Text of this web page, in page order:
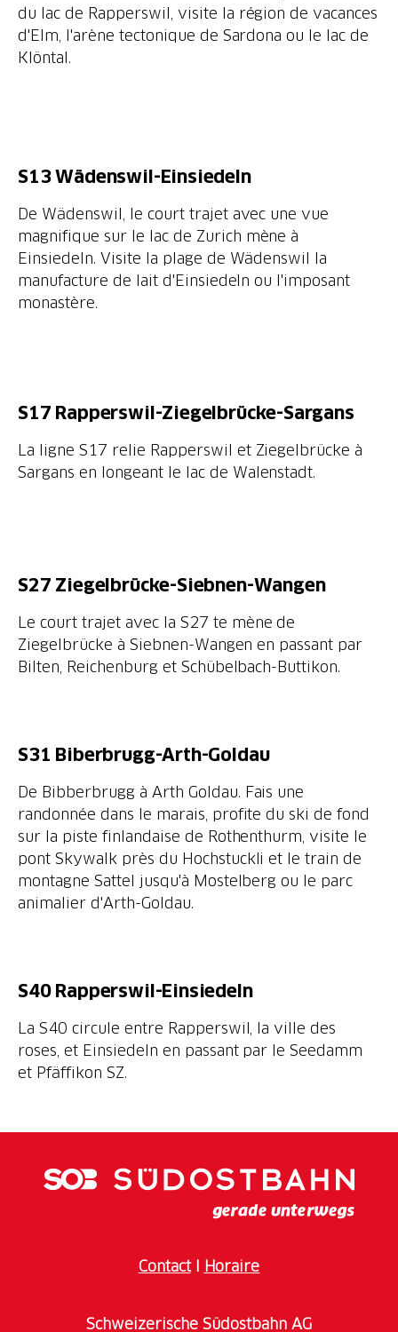
du lac de Rapperswil, visite la région de vacances
d'Elm, l'arène tectonique de Sardona ou le lac de
Klöntal.
S13 Wädenswil-Einsiedeln
De Wädenswil, le court trajet avec une vue
magnifique sur le lac de Zurich mène à
Einsiedeln. Visite la plage de Wädenswil la
manufacture de lait d'Einsiedeln ou l'imposant
monastère.
S17 Rapperswil-Ziegelbrücke-Sargans
La ligne S17 relie Rapperswil et Ziegelbrücke à
Sargans en longeant le lac de Walenstadt.
S27 Ziegelbrücke-Siebnen-Wangen
Le court trajet avec la S27 te mène de
Ziegelbrücke à Siebnen-Wangen en passant par
Bilten, Reichenburg et Schübelbach-Buttikon.
S31 Biberbrugg-Arth-Goldau
De Bibberbrugg à Arth Goldau. Fais une
randonnée dans le marais, profite du ski de fond
sur la piste finlandaise de Rothenthurm, visite le
pont Skywalk près du Hochstuckli et le train de
montagne Sattel jusqu'à Mostelberg ou le parc
animalier d'Arth-Goldau.
S40 Rapperswil-Einsiedeln
La S40 circule entre Rapperswil, la ville des
roses, et Einsiedeln en passant par le Seedamm
et Pfäffikon SZ.
ContactI Horaire
Schweizerische Südostbahn AG